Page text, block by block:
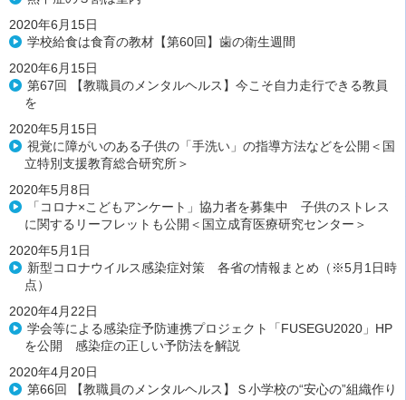
2020年6月15日
学校給食は食育の教材【第60回】歯の衛生週間
2020年6月15日
第67回 【教職員のメンタルヘルス】今こそ自力走行できる教員
を
2020年5月15日
視覚に障がいのある子供の「手洗い」の指導方法などを公開＜国
立特別支援教育総合研究所＞
2020年5月8日
「コロナ×こどもアンケート」協力者を募集中 子供のストレス
に関するリーフレットも公開＜国立成育医療研究センター＞
2020年5月1日
新型コロナウイルス感染症対策 各省の情報まとめ（※5月1日時
点）
2020年4月22日
学会等による感染症予防連携プロジェクト「FUSEGU2020」HP
を公開 感染症の正しい予防法を解説
2020年4月20日
第66回 【教職員のメンタルヘルス】Ｓ小学校の“安心の”組織作り